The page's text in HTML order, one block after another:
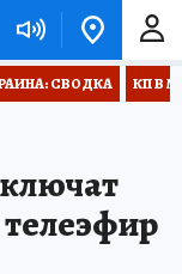
СВОДКА КП В